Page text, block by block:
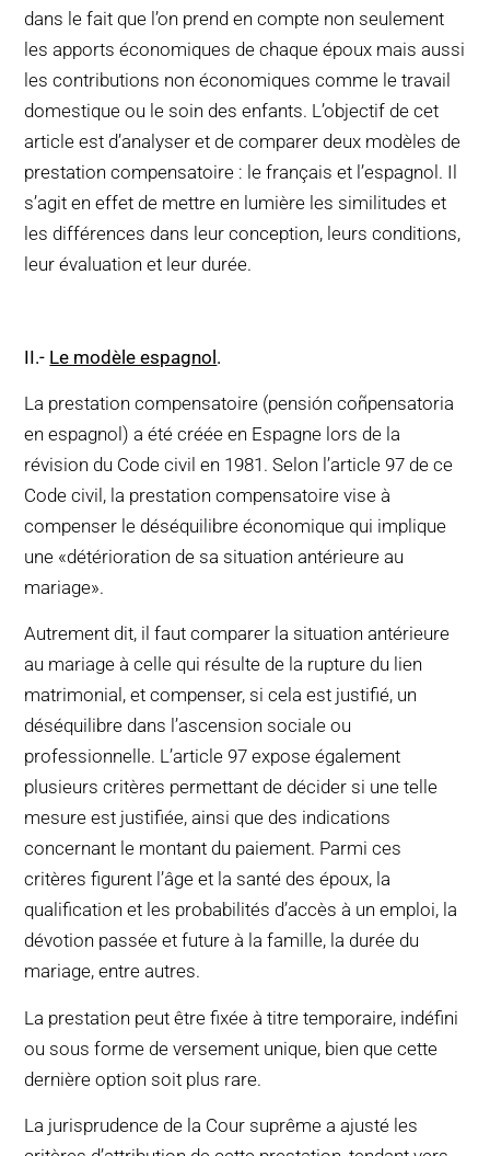
dans le fait que l’on prend en compte non seulement
les apports économiques de chaque époux mais aussi
les contributions non économiques comme le travail
domestique ou le soin des enfants. L’objectif de cet
article est d’analyser et de comparer deux modèles de
prestation compensatoire : le français et l’espagnol. Il
s’agit en effet de mettre en lumière les similitudes et
les différences dans leur conception, leurs conditions,
leur évaluation et leur durée.
II.- Le modèle espagnol.
La prestation compensatoire (pensión coñpensatoria
en espagnol) a été créée en Espagne lors de la
révision du Code civil en 1981. Selon l’article 97 de ce
Code civil, la prestation compensatoire vise à
compenser le déséquilibre économique qui implique
une «détérioration de sa situation antérieure au
mariage».
Autrement dit, il faut comparer la situation antérieure
au mariage à celle qui résulte de la rupture du lien
matrimonial, et compenser, si cela est justifié, un
déséquilibre dans l’ascension sociale ou
professionnelle. L’article 97 expose également
plusieurs critères permettant de décider si une telle
mesure est justifiée, ainsi que des indications
concernant le montant du paiement. Parmi ces
critères figurent l’âge et la santé des époux, la
qualification et les probabilités d’accès à un emploi, la
dévotion passée et future à la famille, la durée du
mariage, entre autres.
La prestation peut être fixée à titre temporaire, indéfini
ou sous forme de versement unique, bien que cette
dernière option soit plus rare.
La jurisprudence de la Cour suprême a ajusté les